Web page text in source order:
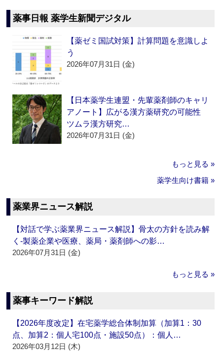
薬事日報 薬学生新聞デジタル
【薬ゼミ国試対策】計算問題を意識しよ
う
2026年07月31日 (金)
【日本薬学生連盟・先輩薬剤師のキャリ
アノート】広がる漢方薬研究の可能性
ツムラ漢方研究…
2026年07月31日 (金)
もっと見る »
薬学生向け書籍 »
薬業界ニュース解説
【対話で学ぶ薬業界ニュース解説】骨太の方針を読み解
く‐製薬企業や医療、薬局・薬剤師への影…
2026年07月31日 (金)
もっと見る »
薬事キーワード解説
【2026年度改定】在宅薬学総合体制加算（加算1：30
点、加算2：個人宅100点・施設50点）：個人…
2026年03月12日 (木)